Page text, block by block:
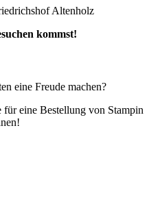
Altenholz
kommst!
eine Freude machen?
für eine Bestellung von Stampin